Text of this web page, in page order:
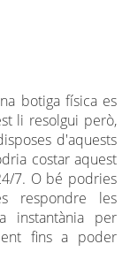
botiga física es
li resolgui però,
d'aquests
costar aquest
7. O bé podries
respondre les
instantània per
fins a poder